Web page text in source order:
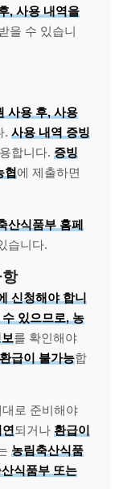
, 사용 내역을
을 수 있습니
사용 후, 사용
. 사용 내역 증빙
합니다. 증빙
협에 제출하면
산식품부 홈페
습니다.
신청해야 합니
있으므로, 농
를 확인해야
급이 불가능합
대로 준비해야
되거나 환급이
농림축산식품
식품부 또는